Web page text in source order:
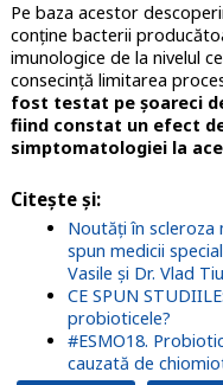
Pe baza acestor
conţine bacterii
imunologice de la nivelul
consecinţă limitarea
fost testat pe șoareci
fiind constat un efect
simptomatologiei la
Citește și:
Noutăți în scleroza
spun medicii
Vasile și Dr. Vlad Tiu
CE SPUN
probioticele?
#ESMO18.
cauzată de